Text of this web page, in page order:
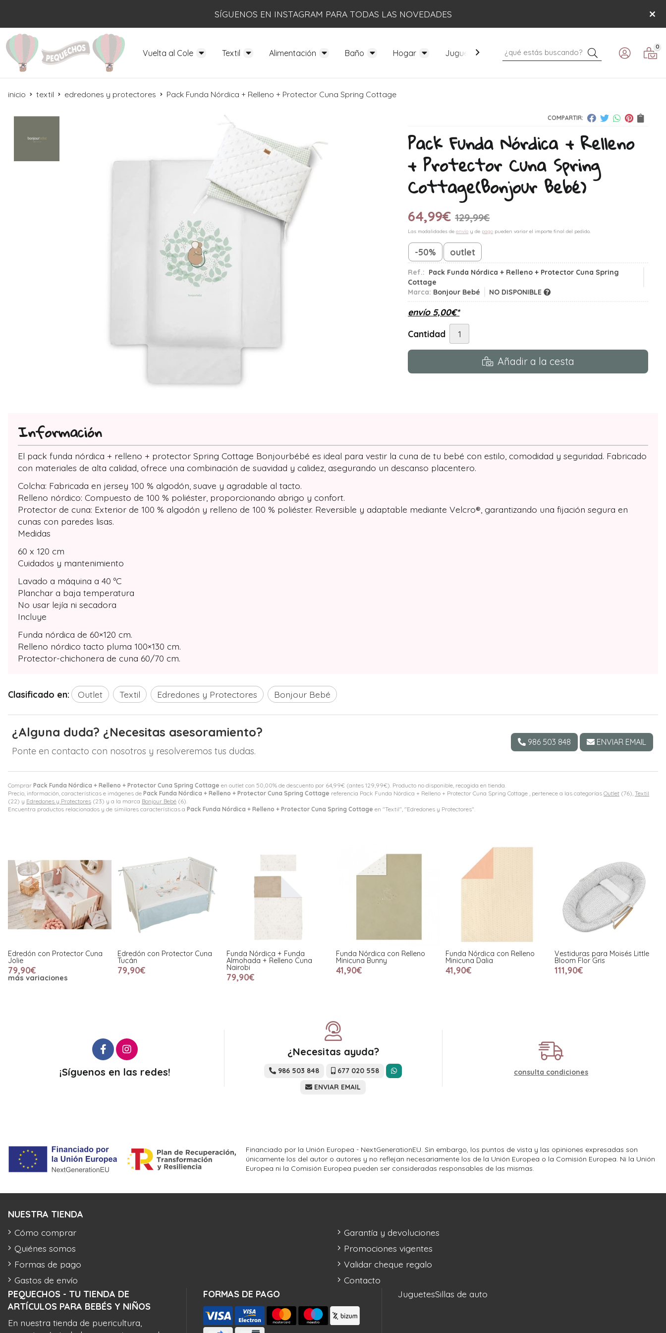
SÍGUENOS EN INSTAGRAM PARA TODAS LAS NOVEDADES
Vuelta al Cole Textil Alimentación Baño Hogar Juguetes Mobiliario Paseo Verano
Buscar 0
inicio textil edredones y protectores Pack Funda Nórdica + Relleno + Protector Cuna Spring Cottage
COMPARTIR:
Pack Funda Nórdica + Relleno
+ Protector Cuna Spring
Cottage(Bonjour Bebé)
64,99€ 129,99€
Las modalidades deenvío y de pago pueden variar el importe final del pedido.
-50% outlet
Ref.: Pack Funda Nórdica + Relleno + Protector Cuna Spring
Cottage
Marca: Bonjour Bebé NO DISPONIBLE
envío 5,00€*
Cantidad
Añadir a la cesta
Comprar Pack Funda Nórdica + Relleno + Protector Cuna Spring Cottage en outlet con 50,00% de descuento por 64,99€ (antes 129,99€). Producto no disponible, recogida en tienda.
Precio, información, características e imágenes de Pack Funda Nórdica + Relleno + Protector Cuna Spring Cottage referencia Pack Funda Nórdica + Relleno + Protector Cuna Spring Cottage , pertenece a las categorías Outlet (76), Textil
(22) y Edredones y Protectores (23) y a la marca Bonjour Bebé (6).
Encuentra productos relacionados y de similares características a Pack Funda Nórdica + Relleno + Protector Cuna Spring Cottage en "Textil", "Edredones y Protectores".
Información
El pack funda nórdica + relleno + protector Spring Cottage Bonjourbébé es ideal para vestir la cuna de tu bebé con estilo, comodidad y seguridad. Fabricado
con materiales de alta calidad, ofrece una combinación de suavidad y calidez, asegurando un descanso placentero.
Colcha: Fabricada en jersey 100 % algodón, suave y agradable al tacto.
Relleno nórdico: Compuesto de 100 % poliéster, proporcionando abrigo y confort.
Protector de cuna: Exterior de 100 % algodón y relleno de 100 % poliéster. Reversible y adaptable mediante Velcro®, garantizando una fijación segura en
cunas con paredes lisas.
Medidas
60 x 120 cm
Cuidados y mantenimiento
Lavado a máquina a 40 ºC
Planchar a baja temperatura
No usar lejía ni secadora
Incluye
Funda nórdica de 60×120 cm.
Relleno nórdico tacto pluma 100×130 cm.
Protector-chichonera de cuna 60/70 cm.
Clasificado en: Outlet Textil Edredones y Protectores Bonjour Bebé
¿Alguna duda? ¿Necesitas asesoramiento?
Ponte en contacto con nosotros y resolveremos tus dudas.
986 503 848 ENVIAR EMAIL
Edredón con Protector Cuna
Jolie
79,90€
más variaciones
Edredón con Protector Cuna
Tucán
79,90€
Funda Nórdica + Funda
Almohada + Relleno Cuna
Nairobi
79,90€
Funda Nórdica con Relleno
Minicuna Bunny
41,90€
Funda Nórdica con Relleno
Minicuna Dalia
41,90€
Vestiduras para Moisés Little
Bloom Flor Gris
111,90€
¡Síguenos en las redes!
¿Necesitas ayuda?
986 503 848
677 020 558
ENVIAR EMAIL
consulta condiciones
Financiado por la Unión Europea - NextGenerationEU. Sin embargo, los puntos de vista y las opiniones expresadas son
únicamente los del autor o autores y no reflejan necesariamente los de la Unión Europea o la Comisión Europea. Ni la Unión
Europea ni la Comisión Europea pueden ser consideradas responsables de las mismas.
PEQUECHOS - TU TIENDA DE
ARTÍCULOS PARA BEBÉS Y NIÑOS
En nuestra tienda de puericultura,
FORMAS DE PAGO
NUESTRA TIENDA
Cómo comprar
Quiénes somos
Formas de pago
Gastos de envío
Garantía y devoluciones
Promociones vigentes
Validar cheque regalo
Contacto
JuguetesSillas de auto